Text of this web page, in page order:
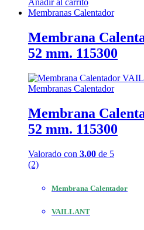
Añadir al carrito
Membranas Calentador
Membrana
52 mm. 115300
Membranas Calentador
Membrana
52 mm. 115300
Valorado con 3.00 de 5
(2)
Membrana Calentador
VAILLANT